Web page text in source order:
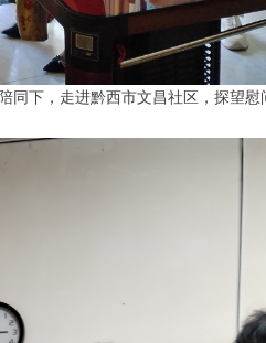
下，走进黔西市文昌社区，探望慰